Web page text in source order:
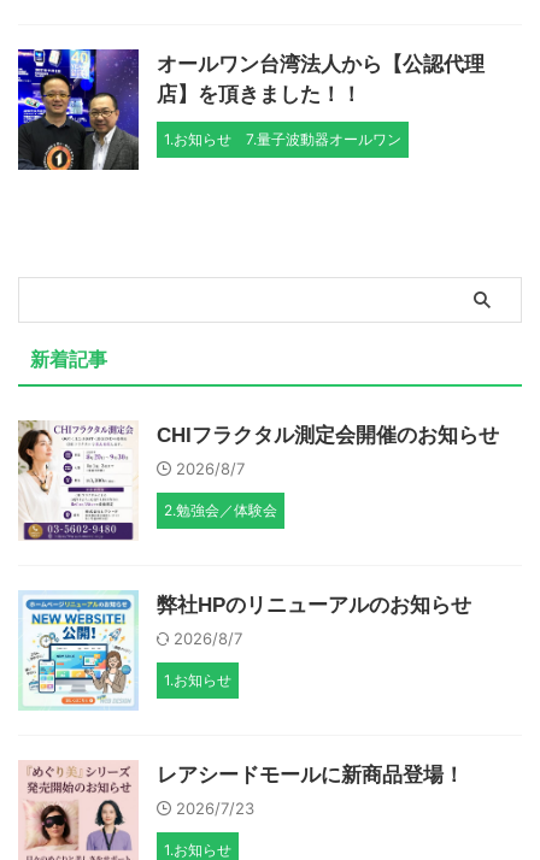
オールワン台湾法人から【公認代理
店】を頂きました！！
1.お知らせ 7.量子波動器オールワン
新着記事
CHIフラクタル測定会開催のお知らせ
2026/8/7
2.勉強会／体験会
弊社HPのリニューアルのお知らせ
2026/8/7
1.お知らせ
レアシードモールに新商品登場！
2026/7/23
1.お知らせ